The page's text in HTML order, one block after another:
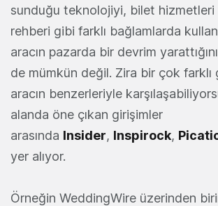
sunduğu teknolojiyi, bilet hizmetleri
rehberi gibi farklı bağlamlarda
aracın pazarda bir devrim
de mümkün değil. Zira bir çok farklı
aracın benzerleriyle
alanda öne çıkan girişimler
arasında Insider, Inspirock,
yer alıyor.
Örneğin WeddingWire üzerinden